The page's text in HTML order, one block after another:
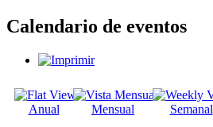
Calendario de eventos
Anual Mensual Semanal